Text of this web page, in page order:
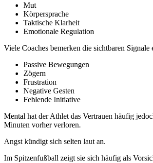
Mut
Körpersprache
Taktische Klarheit
Emotionale Regulation
Viele Coaches bemerken die sichtbaren Signale
Passive Bewegungen
Zögern
Frustration
Negative Gesten
Fehlende Initiative
Mental hat der Athlet das Vertrauen häufig
Minuten vorher verloren.
Angst kündigt sich selten laut an.
Im Spitzenfußball zeigt sie sich häufig als